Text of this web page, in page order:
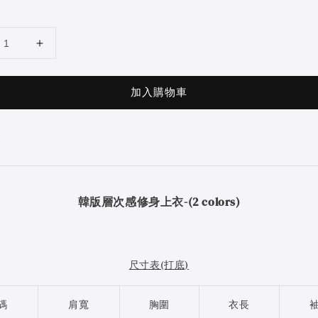
加入購物車
韓版層次感修身上衣-(2 colors)
尺寸表(打底)
肩寬 胸圍 衣長